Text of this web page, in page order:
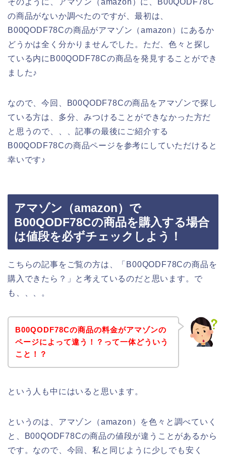
の商品がないか調べたのですが、最初は、
B00QODF78Cの商品がアマゾン（amazon）にあるか
どうかは全く分かりませんでした。ただ、色々と探し
ている内にB00QODF78Cの商品を発見することができ
ました♪
なので、今回、B00QODF78Cの商品をアマゾンで探し
ている方は、多分、みつけることができなかった方だ
と思うので、、、記事の最後にご紹介する
B00QODF78Cの商品ページを参考にしていただけると
幸いです♪
アマゾン（amazon）で
B00QODF78Cの商品を購入する場合
は値段を必ずチェックしよう！
こちらの記事をご覧の方は、「B00QODF78Cの商品を
購入できたら？」と考えているのだと思います。で
も、、、。
B00QODF78Cの商品の料金がアマゾンの
ページによって違う！？って一体どういう
こと！？
という人も中にはいると思います。
というのは、アマゾン（amazon）を色々と調べていく
と、B00QODF78Cの商品の値段が違うことがあるから
です。なので、今回、私と同じように少しでも安く